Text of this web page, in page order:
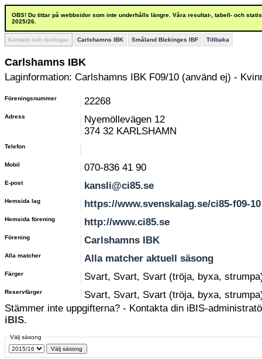
OBS! Du tittar på webbsidor som inte underhålls längre. Våra resultat-, tabell- och
2025/26.
Kontakt och tävlingar Carlshamns IBK Småland Blekinges IBF Tillbaka
Carlshamns IBK
Laginformation: Carlshamns IBK F09/10 (använd ej) -
Föreningsnummer 22268
Adress
Nyemöllevägen 12
374 32 KARLSHAMN
Telefon
Mobil 070-836 41 90
E-post kansli@ci85.se
Hemsida lag https://www.svenskalag.se/ci85-f09-10
Hemsida förening http://www.ci85.se
Förening Carlshamns IBK
Alla matcher Alla matcher aktuell säsong
Färger Svart, Svart, Svart (tröja, byxa,
Reservfärger
Svart, Svart, Svart (tröja, byxa,
Stämmer inte uppgifterna? - Kontakta din iBIS-
iBIS.
Välj säsong